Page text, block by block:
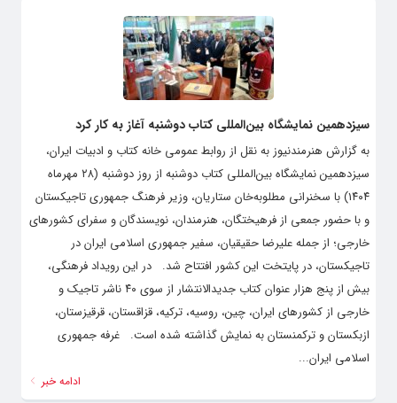
سیزدهمین نمایشگاه بین‌المللی کتاب دوشنبه آغاز به کار کرد
به گزارش هنرمندنیوز به نقل از روابط عمومی خانه کتاب و ادبیات ایران،
سیزدهمین نمایشگاه بین‌المللی کتاب دوشنبه از روز دوشنبه (۲۸ مهرماه
۱۴۰۴) با سخنرانی مطلوبه‌خان ستاریان، وزیر فرهنگ جمهوری تاجیکستان
و با حضور جمعی از فرهیختگان، هنرمندان، نویسندگان و سفرای کشورهای
خارجی؛ از جمله علیرضا حقیقیان، سفیر جمهوری اسلامی ایران در
تاجیکستان، در پایتخت این کشور افتتاح شد. در این رویداد فرهنگی،
بیش از پنج هزار عنوان کتاب جدیدالانتشار از سوی ۴۰ ناشر تاجیک و
خارجی از کشورهای ایران، چین، روسیه، ترکیه، قزاقستان، قرقیزستان،
ازبکستان و ترکمنستان به نمایش گذاشته شده است. غرفه جمهوری
اسلامی ایران...
ادامه خبر